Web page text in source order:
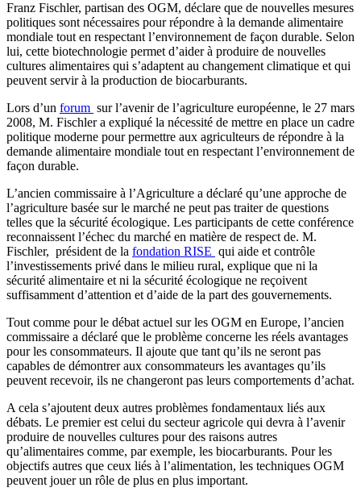
Franz Fischler, partisan des OGM, déclare que de nouvelles mesures
politiques sont nécessaires pour répondre à la demande alimentaire
mondiale tout en respectant l’environnement de façon durable. Selon
lui, cette biotechnologie permet d’aider à produire de nouvelles
cultures alimentaires qui s’adaptent au changement climatique et qui
peuvent servir à la production de biocarburants.
Lors d’un forum sur l’avenir de l’agriculture européenne, le 27 mars
2008, M. Fischler a expliqué la nécessité de mettre en place un cadre
politique moderne pour permettre aux agriculteurs de répondre à la
demande alimentaire mondiale tout en respectant l’environnement de
façon durable.
L’ancien commissaire à l’Agriculture a déclaré qu’une approche de
l’agriculture basée sur le marché ne peut pas traiter de questions
telles que la sécurité écologique. Les participants de cette conférence
reconnaissent l’échec du marché en matière de respect de. M.
Fischler, président de la fondation RISE qui aide et contrôle
l’investissements privé dans le milieu rural, explique que ni la
sécurité alimentaire et ni la sécurité écologique ne reçoivent
suffisamment d’attention et d’aide de la part des gouvernements.
Tout comme pour le débat actuel sur les OGM en Europe, l’ancien
commissaire a déclaré que le problème concerne les réels avantages
pour les consommateurs. Il ajoute que tant qu’ils ne seront pas
capables de démontrer aux consommateurs les avantages qu’ils
peuvent recevoir, ils ne changeront pas leurs comportements d’achat.
A cela s’ajoutent deux autres problèmes fondamentaux liés aux
débats. Le premier est celui du secteur agricole qui devra à l’avenir
produire de nouvelles cultures pour des raisons autres
qu’alimentaires comme, par exemple, les biocarburants. Pour les
objectifs autres que ceux liés à l’alimentation, les techniques OGM
peuvent jouer un rôle de plus en plus important.